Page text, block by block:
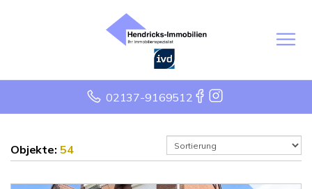
02137-9169512
Objekte: 54